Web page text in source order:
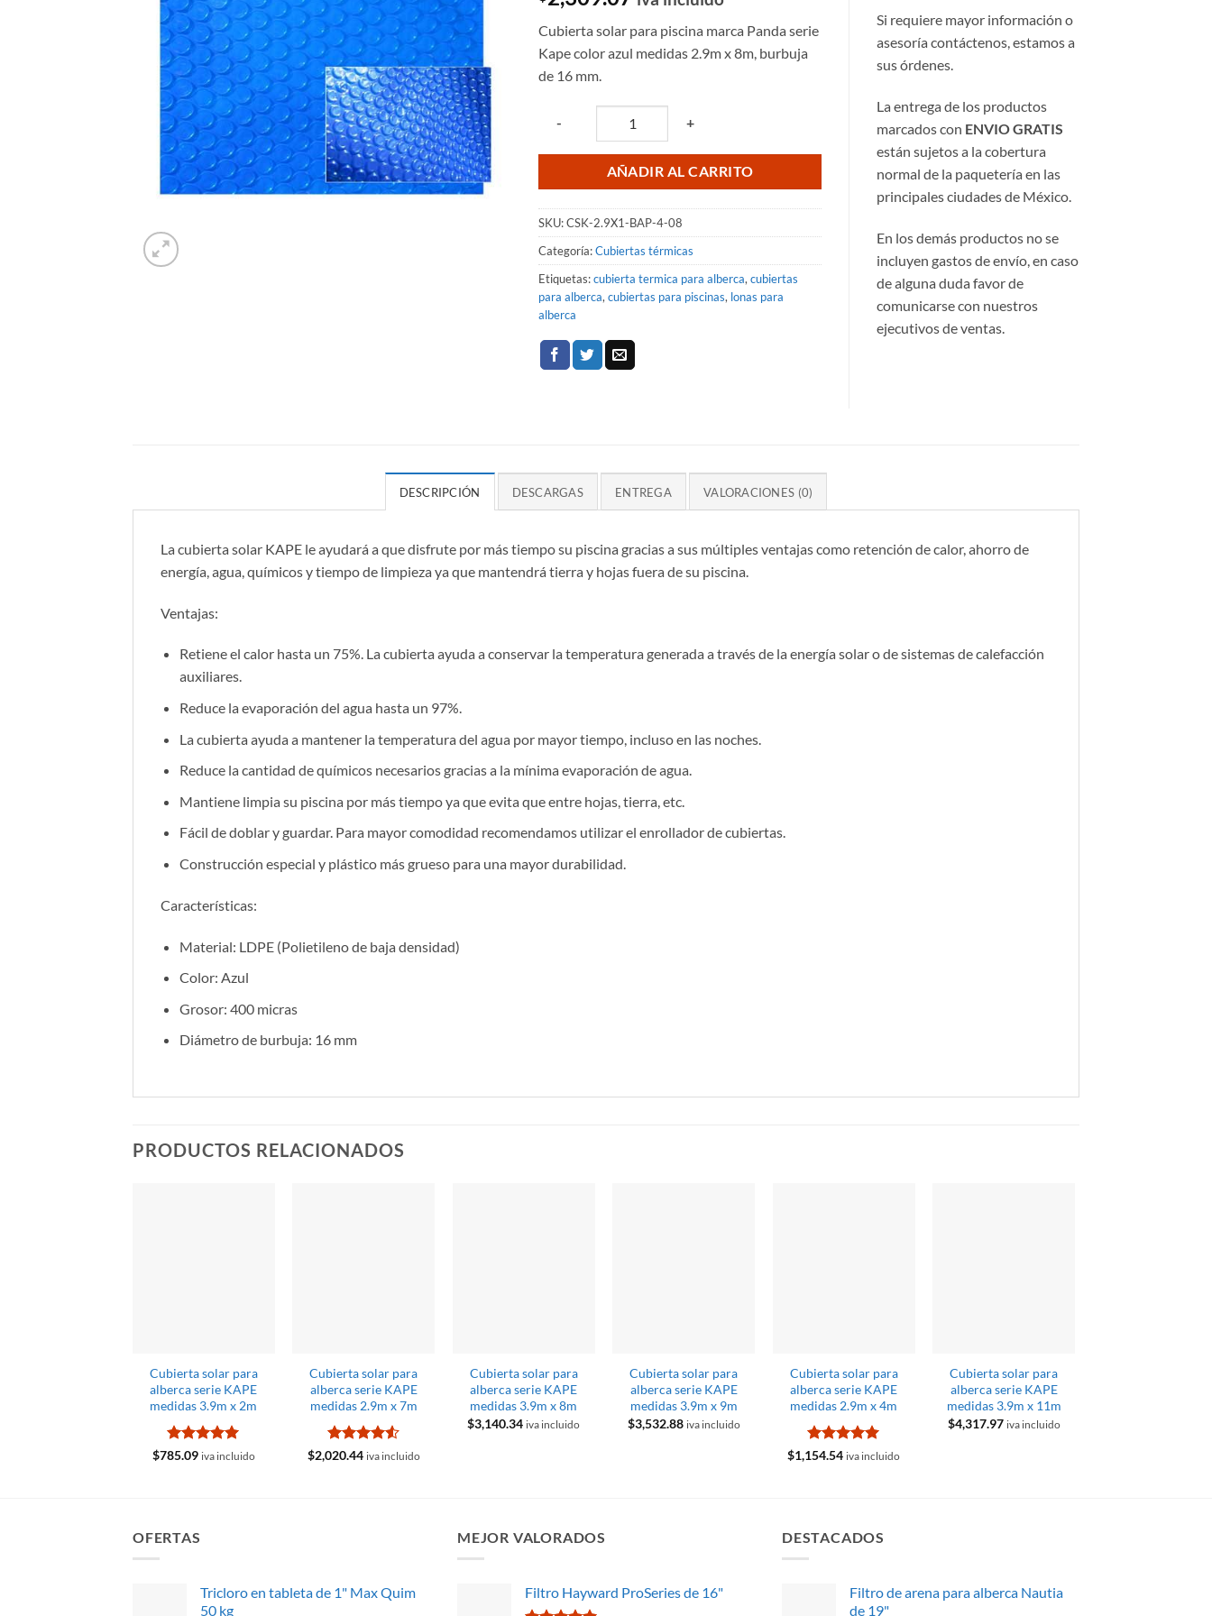
Cubierta solar para piscina marca Panda serie
Kape color azul medidas 2.9m x 8m, burbuja
de 16 mm.
- +
AÑADIR AL CARRITO
SKU:CSK-2.9X1-BAP-4-08
Categoría:Cubiertas térmicas
Etiquetas:cubierta termica para alberca, cubiertas
para alberca, cubiertas para piscinas, lonas para
alberca
Si requiere mayor información o
asesoría contáctenos, estamos a
sus órdenes.
La entrega de los productos
marcados con ENVIO GRATIS
están sujetos a la cobertura
normal de la paquetería en las
principales ciudades de México.
En los demás productos no se
incluyen gastos de envío, en caso
de alguna duda favor de
comunicarse con nuestros
ejecutivos de ventas.
DESCRIPCIÓN DESCARGAS ENTREGA VALORACIONES (0)
La cubierta solar KAPE le ayudará a que disfrute por más tiempo su piscina gracias a sus múltiples ventajas como retención de calor, ahorro de
energía, agua, químicos y tiempo de limpieza ya que mantendrá tierra y hojas fuera de su piscina.
Ventajas:
Retiene el calor hasta un 75%. La cubierta ayuda a conservar la temperatura generada a través de la energía solar o de sistemas de calefacción
auxiliares.
Reduce la evaporación del agua hasta un 97%.
La cubierta ayuda a mantener la temperatura del agua por mayor tiempo, incluso en las noches.
Reduce la cantidad de químicos necesarios gracias a la mínima evaporación de agua.
Mantiene limpia su piscina por más tiempo ya que evita que entre hojas, tierra, etc.
Fácil de doblar y guardar. Para mayor comodidad recomendamos utilizar el enrollador de cubiertas.
Construcción especial y plástico más grueso para una mayor durabilidad.
Características:
Material: LDPE (Polietileno de baja densidad)
Color: Azul
Grosor: 400 micras
Diámetro de burbuja: 16 mm
PRODUCTOS RELACIONADOS
Cubierta solar para
alberca serie KAPE
medidas 3.9m x 2m
Valorado
$785.09 iva incluido
Cubierta solar para
alberca serie KAPE
medidas 2.9m x 7m
Valorado
$2,020.44 iva incluido
Cubierta solar para
alberca serie KAPE
medidas 3.9m x 8m
$3,140.34 iva incluido
Cubierta solar para
alberca serie KAPE
medidas 3.9m x 9m
$3,532.88 iva incluido
Cubierta solar para
alberca serie KAPE
medidas 2.9m x 4m
Valorado
$1,154.54 iva incluido
Cubierta solar para
alberca serie KAPE
medidas 3.9m x 11m
$4,317.97 iva incluido
OFERTAS
Tricloro en tableta de 1" Max Quim
50 kg
MEJOR VALORADOS
Filtro Hayward ProSeries de 16"
DESTACADOS
Filtro de arena para alberca Nautia
de 19"